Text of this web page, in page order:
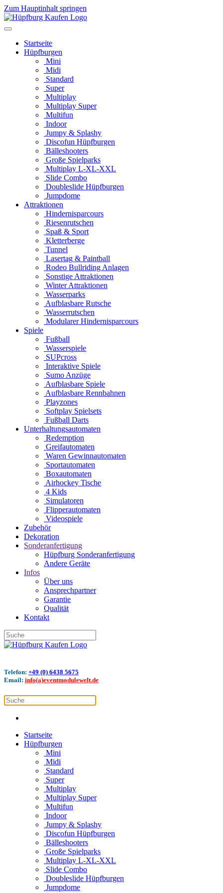
Zum Hauptinhalt springen
Startseite
Hüpfburgen
Mini
Midi
Standard
Super
Multiplay
Multiplay Super
Multifun
Indoor
Jumpy & Splashy
Discofun Hüpfburgen
Bälleshooters
Große Spielparks
Multiplay L-XL-XXL
Slide Combo
Doubleslide Hüpfburgen
Jumpdome
Attraktionen
Hindernisparcours
Riesenrutschen
Spaß & Sport
Kletterberge
Tunnel
Lasertag & Paintball
Rodeo Bullriding Anlagen
Sonstige Attraktionen
Winter Attraktionen
Wasserparks
Aufblasbare Rutsche
Wasserrutschen
Modularer Hindernisparcours
Spiele
Fußball
Wasserspiele
SUPcross
Interaktive Spiele
Sumo Anzüge
Aufblasbare Spiele
Aufblasbare Rennbahnen
Playzones
Softplay Spielsets
Fußball Darts
Unterhaltungsautomaten
Redemption
Greifautomaten
Waren Gewinnautomaten
Sportautomaten
Boxautomaten
Airhockey Tische
4 Kids
Simulatoren
Flipperautomaten
Videospiele
Zubehör
Dekoration
Sonderanfertigung
Hüpfburg Sonderanfertigung
Andere Geräte
Infos
Über uns
Ansprechpartner
Garantie
Qualität
Kontakt
Telefon: +49 (0) 6438 5675
Email: info(a)eventmodulewelt.de
Startseite
Hüpfburgen
Mini
Midi
Standard
Super
Multiplay
Multiplay Super
Multifun
Indoor
Jumpy & Splashy
Discofun Hüpfburgen
Bälleshooters
Große Spielparks
Multiplay L-XL-XXL
Slide Combo
Doubleslide Hüpfburgen
Jumpdome